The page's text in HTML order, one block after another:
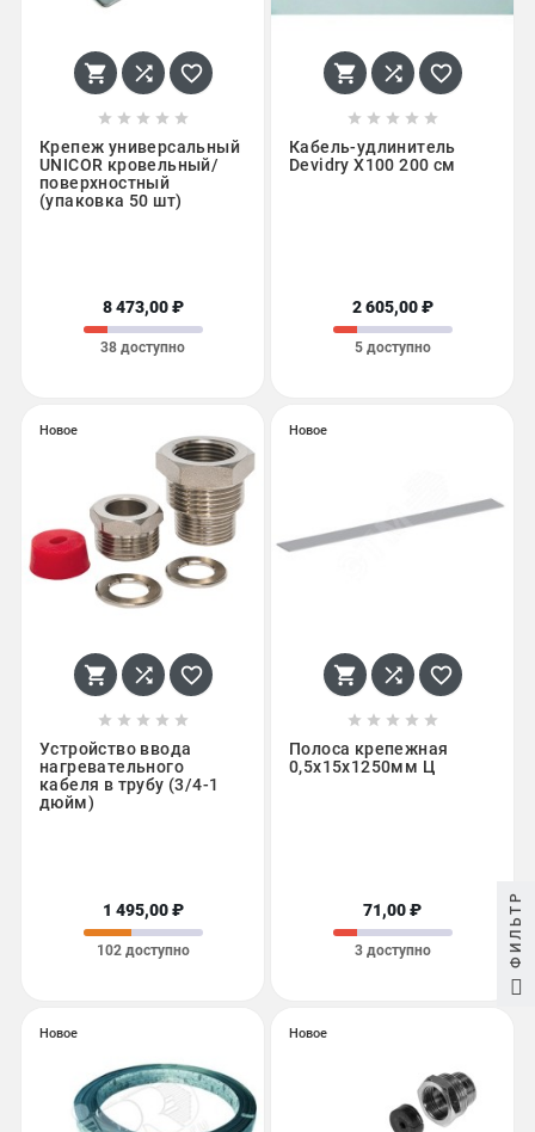
  
    
Крепеж универсальный
UNICOR кровельный/
поверхностный
(упаковка 50 шт)
8 473,00 ₽
38 доступно
  
    
Кабель-удлинитель
Devidry X100 200 см
2 605,00 ₽
5 доступно
Новое
  
    
Устройство ввода
нагревательного
кабеля в трубу (3/4-1
дюйм)
1 495,00 ₽
102 доступно
Новое
  
    
Полоса крепежная
0,5х15х1250мм Ц
71,00 ₽
3 доступно
Новое Новое
ФИЛЬТР